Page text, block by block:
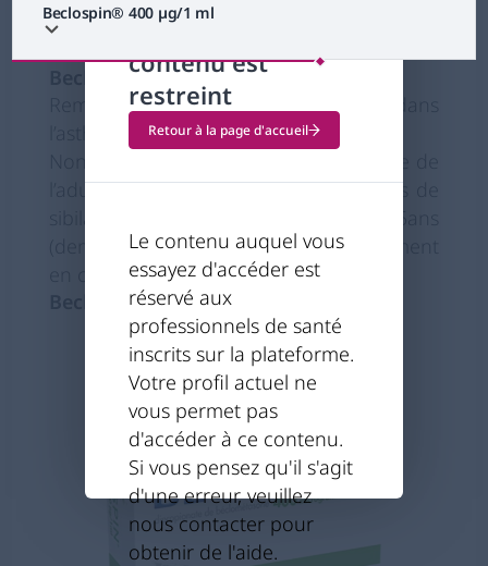
L'accès à ce
contenu est
restreint
Retour à la page d'accueil
Le contenu auquel vous
essayez d'accéder est
réservé aux
professionnels de santé
inscrits sur la plateforme.
Votre profil actuel ne
vous permet pas
d'accéder à ce contenu.
Si vous pensez qu'il s'agit
d'une erreur, veuillez
nous contacter pour
obtenir de l'aide.
Beclospin® 400 µg/1 ml
Beclospin® 400 µg/1 ml
Remboursé par la Sécurité Sociale dans
l’asthme de l’enfant
l’adulte ni pour les épisodes récurrents de
(demande d’admission au remboursement
en cours)
Beclospin® 400 µg/1 ml